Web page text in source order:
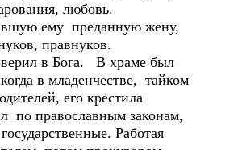
любовь.
ему преданную жену,
правнуков.
в Бога. В храме был
в младенчестве, тайком
его крестила
по православным законам,
Работая